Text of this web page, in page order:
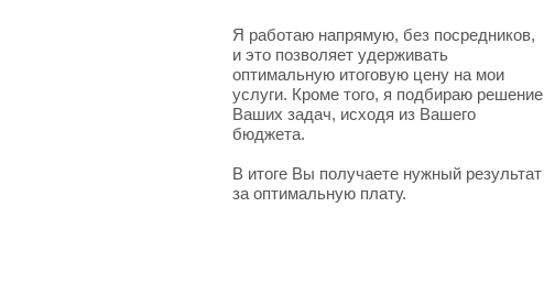
Я работаю напрямую, без посредников,
и это позволяет удерживать
оптимальную итоговую цену на мои
услуги. Кроме того, я подбираю решение
Ваших задач, исходя из Вашего
бюджета.
В итоге Вы получаете нужный результат
за оптимальную плату.